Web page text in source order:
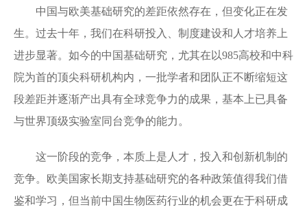
中国与欧美基础研究的差距依然存在，但变化正在发
生。过去十年，我们在科研投入、制度建设和人才培养上
进步显著。如今的中国基础研究，尤其在以985高校和中科
院为首的顶尖科研机构内，一批学者和团队正不断缩短这
段差距并逐渐产出具有全球竞争力的成果，基本上已具备
与世界顶级实验室同台竞争的能力。
这一阶段的竞争，本质上是人才，投入和创新机制的
竞争。欧美国家长期支持基础研究的各种政策值得我们借
鉴和学习，但当前中国生物医药行业的机会更在于科研成